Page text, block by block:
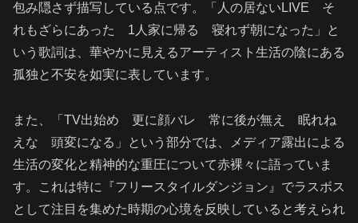
包み隠さず描写している点です。「人の居ないLIVE そ
れもざらにあった 1人家に帰る 寝れず朝になった」と
いう歌詞は、華やかに見えるアーティスト生活の陰にある
孤独と不安を如実に表しています。
また、「TV出始め 更に顔バレ 常に後が無え 眠れね
えな 頭変になる」という部分では、メディア露出による
生活の変化と精神的な重圧について赤裸々に語っていま
す。これは特に『フリースタイルダンジョン』でラスボス
として注目を集めた時期の心境を反映していると考えられ